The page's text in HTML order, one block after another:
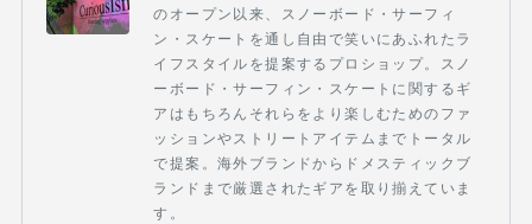
のオープン以来、スノーボード・サーフィ
ン・スケートを通し自由で笑いにあふれたラ
イフスタイルを提案するプロショップ。スノ
ーボード・サーフィン・スケートに関するギ
アはもちろんそれらをより楽しむためのファ
ッションやストリートアイテムまでトータル
で提案。海外ブランドからドメスティックブ
ランドまで厳選されたギアを取り揃えていま
す。